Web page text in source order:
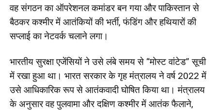
वह संगठन का ऑपरेशनल कमांडर बन गया और पाकिस्तान से
बैठकर कश्मीर में आतंकियों की भर्ती, फंडिंग और हथियारों की
सप्लाई का नेटवर्क चलाने लगा।
भारतीय सुरक्षा एजेंसियों ने उसे लंबे समय से “मोस्ट वांटेड” सूची
में रखा हुआ था। भारत सरकार के गृह मंत्रालय ने वर्ष 2022 में
उसे आधिकारिक रूप से आतंकवादी घोषित किया था। मंत्रालय
के अनुसार वह पुलवामा और दक्षिण कश्मीर में आतंक फैलाने,